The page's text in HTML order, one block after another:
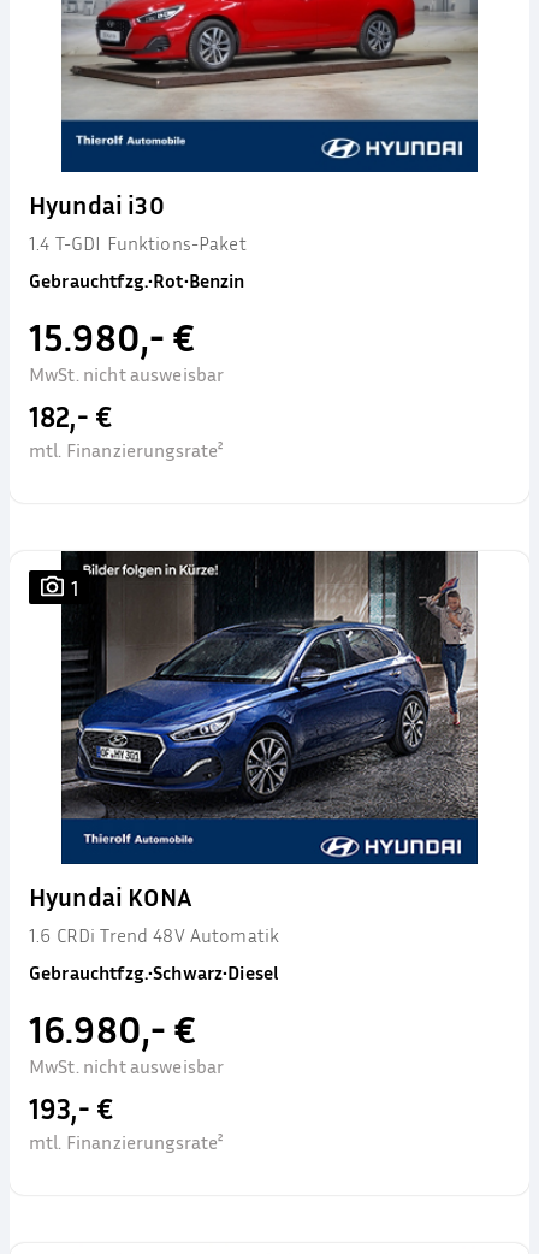
Hyundai i30
1.4 T-GDI Funktions-Paket
Gebrauchtfzg.•Rot•Benzin
15.980,- €
MwSt. nicht ausweisbar
182,- €
mtl. Finanzierungsrate²
1
Hyundai KONA
1.6 CRDi Trend 48V Automatik
Gebrauchtfzg.•Schwarz•Diesel
16.980,- €
MwSt. nicht ausweisbar
193,- €
mtl. Finanzierungsrate²